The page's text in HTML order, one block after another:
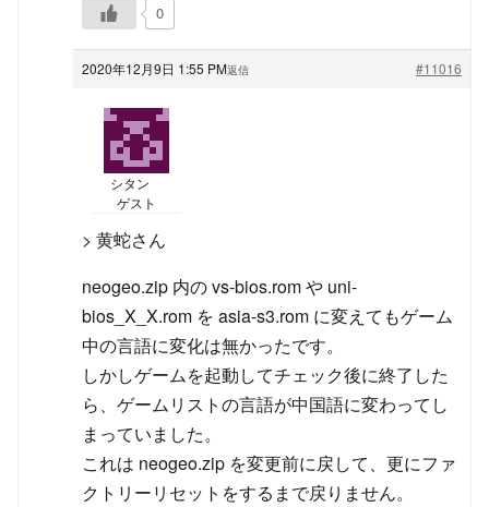
0
2020年12月9日 1:55 PM #11016
返信
シタン
ゲスト
> 黄蛇さん
neogeo.zip 内の vs-bios.rom や uni-
bios_X_X.rom を asia-s3.rom に変えてもゲーム
中の言語に変化は無かったです。
しかしゲームを起動してチェック後に終了した
ら、ゲームリストの言語が中国語に変わってし
まっていました。
これは neogeo.zip を変更前に戻して、更にファ
クトリーリセットをするまで戻りません。